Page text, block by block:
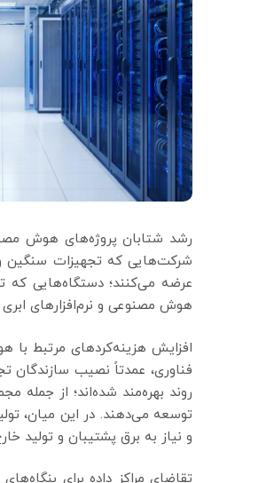
رشد شتابان پروژه‌های هوش
شرکت‌هایی که تجهیزات سنگین و
عرضه می‌کنند؛ دستگاه‌هایی که
هوش مصنوعی و نرم‌افزارهای ابری
افزایش هزینه‌کردهای مرتبط
فناوری، عمدتاً نصیب سازندگان
روند بهره‌مند شده‌اند؛ از جمله
توسعه می‌دهند. در این میان،
و نیاز به برق پشتیبان و تولید
تقاضای مراکز داده برای